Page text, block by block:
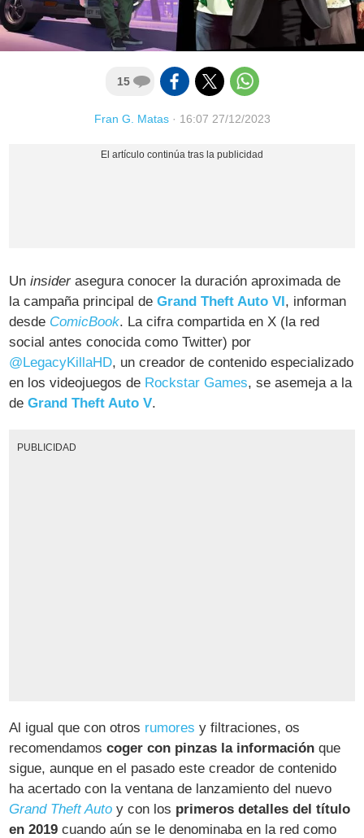
15
Fran G. Matas· 16:07 27/12/2023
Uninsiderasegura conocer la duración aproximada de
la campaña principal deGrand Theft Auto VI, informan
desde ComicBook. La cifra compartida en X (la red
social antes conocida como Twitter) por
@LegacyKillaHD, un creador de contenido especializado
en los videojuegos de Rockstar Games, se asemeja a la
deGrand Theft Auto V.
PUBLICIDAD
Al igual que con otros rumores y filtraciones, os
recomendamoscoger con pinzas la información que
sigue, aunque en el pasado este creador de contenido
ha acertado con la ventana de lanzamiento del nuevo
Grand Theft Auto y con los primeros detalles del título
en 2019 cuando aún se le denominaba en la red como